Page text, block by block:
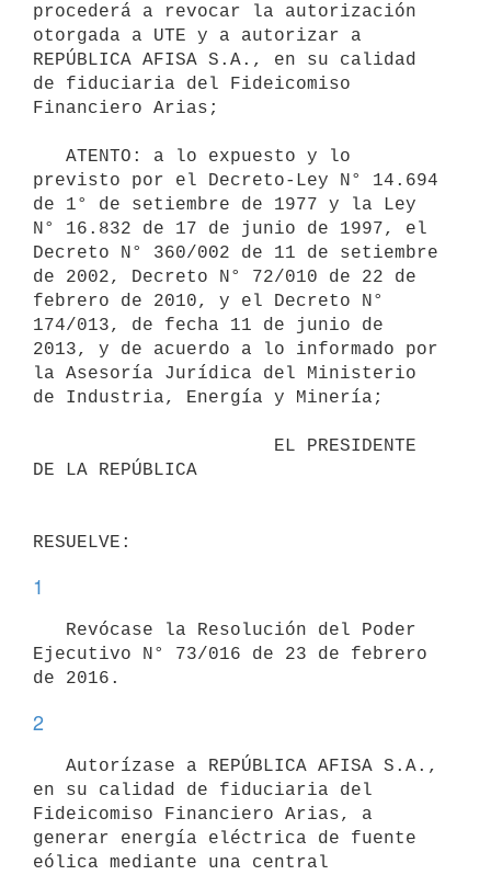
procederá a revocar la autorización
otorgada a UTE y a autorizar a
REPÚBLICA AFISA S.A., en su calidad
de fiduciaria del Fideicomiso
Financiero Arias;
previsto por el Decreto-Ley N° 14.694
de 1° de setiembre de 1977 y la Ley
N° 16.832 de 17 de junio de 1997, el
Decreto N° 360/002 de 11 de setiembre
de 2002, Decreto N° 72/010 de 22 de
febrero de 2010, y el Decreto N°
174/013, de fecha 11 de junio de
2013, y de acuerdo a lo informado por
la Asesoría Jurídica del Ministerio
de Industria, Energía y Minería;
DE LA REPÚBLICA
1
Ejecutivo N° 73/016 de 23 de febrero
2
en su calidad de fiduciaria del
Fideicomiso Financiero Arias, a
generar energía eléctrica de fuente
eólica mediante una central